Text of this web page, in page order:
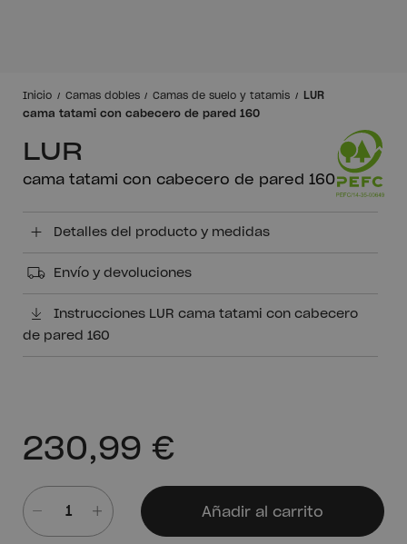
Inicio Camas dobles Camas de suelo y tatamis
LUR
cama tatami con cabecero de pared 160
LUR
cama tatami con cabecero de pared 160
230,99 €
Añadir al carrito
Detalles del producto y medidas
Envío y devoluciones
Instrucciones LUR cama tatami con cabecero
de pared 160